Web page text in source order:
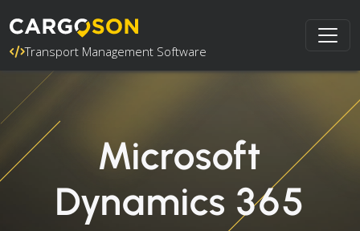
Transport Management Software
Microsoft
Dynamics 365